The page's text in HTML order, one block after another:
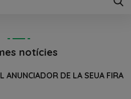
notícies
ANUNCIADOR DE LA SEUA FIRA